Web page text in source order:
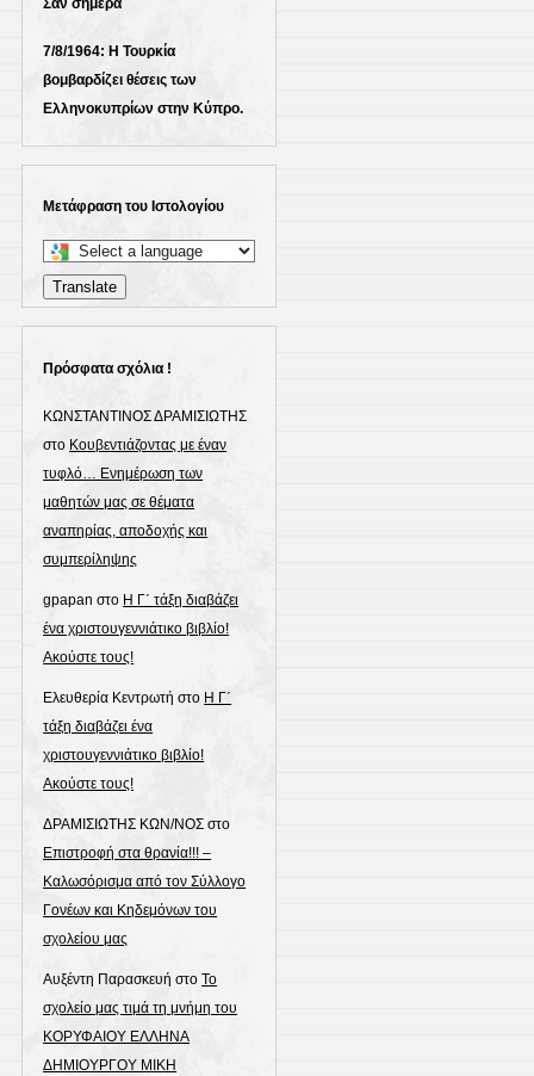
Σαν σήμερα
7/8/1964: Η Τουρκία
βομβαρδίζει θέσεις των
Ελληνοκυπρίων στην Κύπρο.
Μετάφραση του Ιστολογίου
Select
a
language
translate
page
Translate
Πρόσφατα σχόλια !
ΚΩΝΣΤΑΝΤΙΝΟΣ ΔΡΑΜΙΣΙΩΤΗΣ
στο Κουβεντιάζοντας με έναν
τυφλό… Ενημέρωση των
μαθητών μας σε θέματα
αναπηρίας, αποδοχής και
συμπερίληψης
gpapan στο Η Γ΄ τάξη διαβάζει
ένα χριστουγεννιάτικο βιβλίο!
Ακούστε τους!
Ελευθερία Κεντρωτή στο Η Γ΄
τάξη διαβάζει ένα
χριστουγεννιάτικο βιβλίο!
Ακούστε τους!
ΔΡΑΜΙΣΙΩΤΗΣ ΚΩΝ/ΝΟΣ στο
Επιστροφή στα θρανία!!! –
Καλωσόρισμα από τον Σύλλογο
Γονέων και Κηδεμόνων του
σχολείου μας
Αυξέντη Παρασκευή στοΤο
σχολείο μας τιμά τη μνήμη του
ΚΟΡΥΦΑΙΟΥ ΕΛΛΗΝΑ
ΔΗΜΙΟΥΡΓΟΥ ΜΙΚΗ